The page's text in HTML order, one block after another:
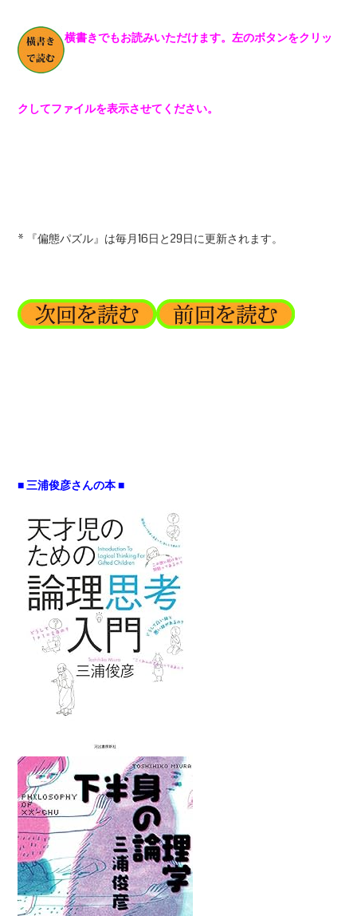
横書きでもお読みいただけます。左のボタンをクリッ
クしてファイルを表示させてください。
* 『偏態パズル』は毎月16日と29日に更新されます。
■ 三浦俊彦さんの本 ■